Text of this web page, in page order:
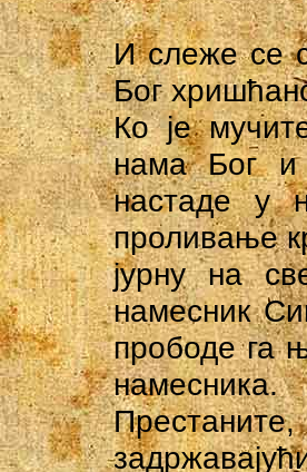
И слеже се
Бог
Ко је
нама Бог и
настаде у
проливање
јурну на
намесник
прободе га